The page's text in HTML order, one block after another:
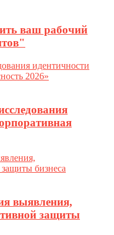
ваш рабочий
выявления,
защиты